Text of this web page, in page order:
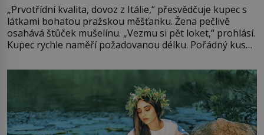
„Prvotřídní kvalita, dovoz z Itálie,“ přesvědčuje kupec s
látkami bohatou pražskou měšťanku. Žena pečlivě
osahává štůček mušelínu. „Vezmu si pět loket,“ prohlásí.
Kupec rychle naměří požadovanou délku. Pořádný kus
milostpaní. Stačí jenom na sukni,“ zhodnotí švadlena
množství růžového mušelínu. „Ošidili vás, podívejte.“